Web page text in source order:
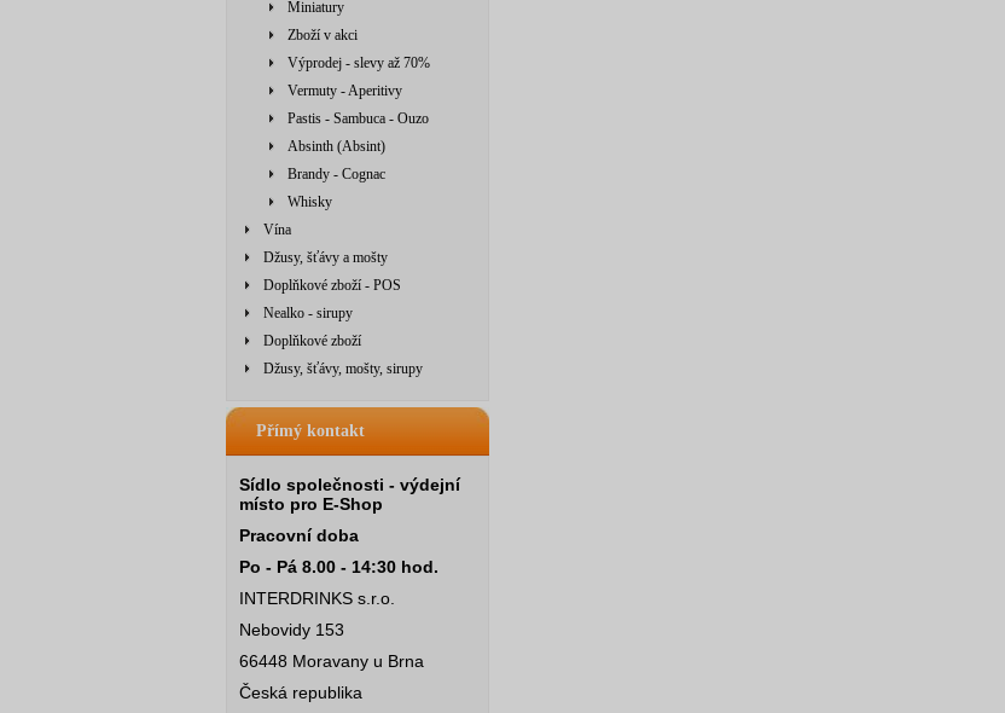
Miniatury
Zboží v akci
Výprodej - slevy až 70%
Vermuty - Aperitivy
Pastis - Sambuca - Ouzo
Absinth (Absint)
Brandy - Cognac
Whisky
Vína
Džusy, šťávy a mošty
Doplňkové zboží - POS
Nealko - sirupy
Doplňkové zboží
Džusy, šťávy, mošty, sirupy
Přímý kontakt
Sídlo společnosti - výdejní
místo pro E-Shop
Pracovní doba
Po - Pá 8.00 - 14:30 hod.
INTERDRINKS s.r.o.
Nebovidy 153
66448 Moravany u Brna
Česká republika